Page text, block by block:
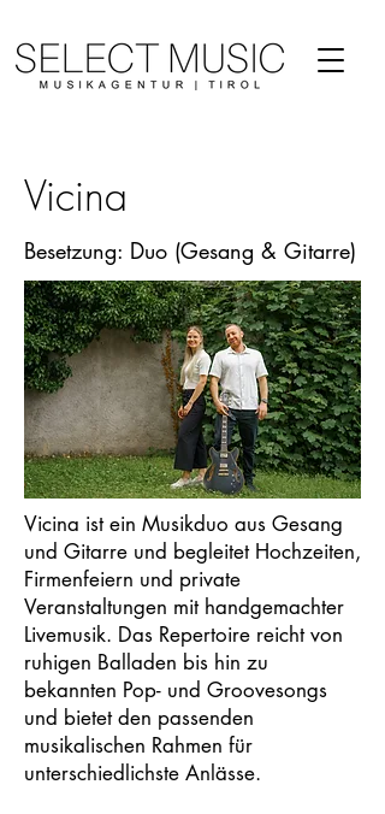
Vicina
Besetzung: Duo (Gesang & Gitarre)
Vicina ist ein Musikduo aus Gesang
und Gitarre und begleitet Hochzeiten,
Firmenfeiern und private
Veranstaltungen mit handgemachter
Livemusik. Das Repertoire reicht von
ruhigen Balladen bis hin zu
bekannten Pop- und Groovesongs
und bietet den passenden
musikalischen Rahmen für
unterschiedlichste Anlässe.